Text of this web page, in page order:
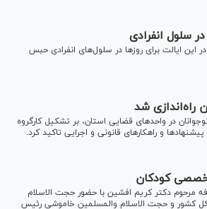
سلول انفرادی
این ایالت برای روز‌ها در سلول‌های انفرادی حبس
به راه‌اندازی ۴۰ دفتر حمایت از اطفال و نوجوانان در واحد‌های قضایی استان، بر تشکیل کارگروه
و راهکار‌های قانونی و اجرایی تاکید کرد.
تخصصی کودکان موقوفه مرحوم دکتر کریم افشین با حضور حجت الاسلام
کشور و حجت الاسلام والمسلمین خاموشی رئیس